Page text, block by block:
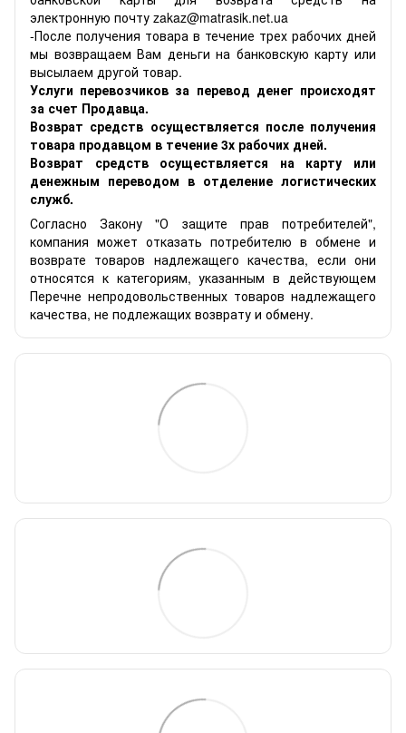
электронную почту zakaz@matrasik.net.ua
-После получения товара в течение трех рабочих дней
мы возвращаем Вам деньги на банковскую карту или
высылаем другой товар.
Услуги перевозчиков за перевод денег происходят
за счет Продавца.
Возврат средств осуществляется после получения
товара продавцом в течение 3х рабочих дней.
Возврат средств осуществляется на карту или
денежным переводом в отделение логистических
служб.
Согласно Закону "О защите прав потребителей",
компания может отказать потребителю в обмене и
возврате товаров надлежащего качества, если они
относятся к категориям, указанным в действующем
Перечне непродовольственных товаров надлежащего
качества, не подлежащих возврату и обмену.